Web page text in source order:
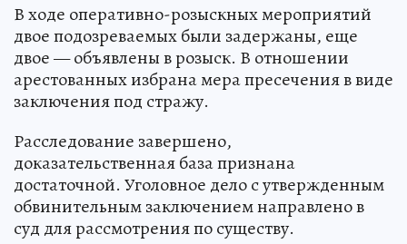
В ходе оперативно-розыскных мероприятий
двое подозреваемых были задержаны, еще
двое — объявлены в розыск. В отношении
арестованных избрана мера пресечения в виде
заключения под стражу.
Расследование завершено,
доказательственная база признана
достаточной. Уголовное дело с утвержденным
обвинительным заключением направлено в
суд для рассмотрения по существу.